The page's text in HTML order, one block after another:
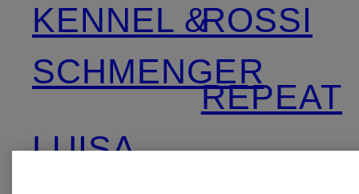
KENNEL &
SCHMENGER
LUISA
ROSSI
REPEAT